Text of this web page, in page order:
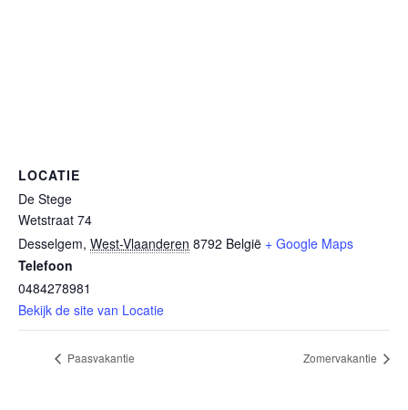
LOCATIE
De Stege
Wetstraat 74
Desselgem, West-Vlaanderen 8792 België + Google Maps
Telefoon
0484278981
Bekijk de site van Locatie
Paasvakantie Zomervakantie